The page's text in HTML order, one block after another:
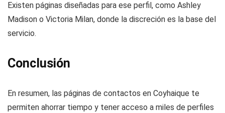
Existen páginas diseñadas para ese perfil, como Ashley
Madison o Victoria Milan, donde la discreción es la base del
servicio.
Conclusión
En resumen, las páginas de contactos en Coyhaique te
permiten ahorrar tiempo y tener acceso a miles de perfiles